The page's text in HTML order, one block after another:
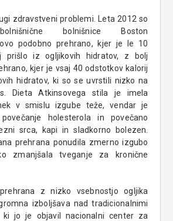
zdravstveni problemi. Leta 2012 so
bolnišnice Boston
podobno prehrano, kjer je le 10
prišlo iz ogljikovih hidratov, z bolj
kjer je vsaj 40 odstotkov kalorij
hidratov, ki so se uvrstili nizko na
DietaAtkinsovega
stila je imela
v smislu izgube teže, vendar je
holesterola in povečano
srca, kapi in sladkorno bolezen.
prehrana ponudila zmerno izgubo
zmanjšala tveganje za kronične
z nizko vsebnostjo ogljika
izboljšava nad tradicionalnimi
ki jo je objavil nacionalni center za